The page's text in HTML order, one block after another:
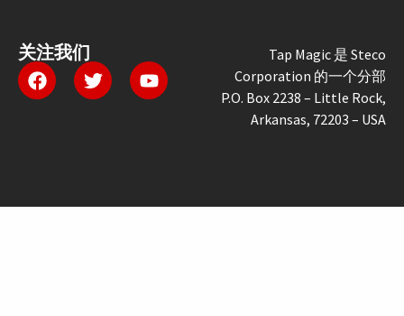
关注我们
Tap Magic 是 Steco
Corporation 的一个分部
P.O. Box 2238 – Little Rock,
Arkansas, 72203 – USA